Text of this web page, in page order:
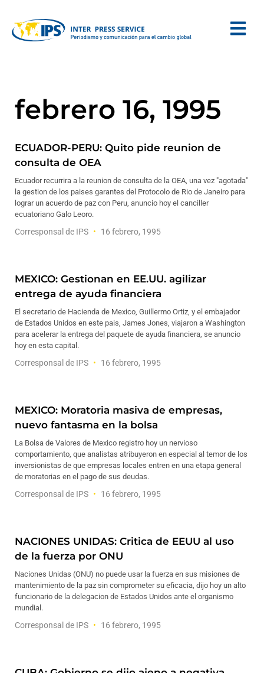
febrero 16, 1995
ECUADOR-PERU: Quito pide reunion de
consulta de OEA
Ecuador recurrira a la reunion de consulta de la OEA, una vez "agotada"
la gestion de los paises garantes del Protocolo de Rio de Janeiro para
lograr un acuerdo de paz con Peru, anuncio hoy el canciller
ecuatoriano Galo Leoro.
Corresponsal de IPS 16 febrero, 1995
MEXICO: Gestionan en EE.UU. agilizar
entrega de ayuda financiera
El secretario de Hacienda de Mexico, Guillermo Ortiz, y el embajador
de Estados Unidos en este pais, James Jones, viajaron a Washington
para acelerar la entrega del paquete de ayuda financiera, se anuncio
hoy en esta capital.
Corresponsal de IPS 16 febrero, 1995
MEXICO: Moratoria masiva de empresas,
nuevo fantasma en la bolsa
La Bolsa de Valores de Mexico registro hoy un nervioso
comportamiento, que analistas atribuyeron en especial al temor de los
inversionistas de que empresas locales entren en una etapa general
de moratorias en el pago de sus deudas.
Corresponsal de IPS 16 febrero, 1995
NACIONES UNIDAS: Critica de EEUU al uso
de la fuerza por ONU
Naciones Unidas (ONU) no puede usar la fuerza en sus misiones de
mantenimiento de la paz sin comprometer su eficacia, dijo hoy un alto
funcionario de la delegacion de Estados Unidos ante el organismo
mundial.
Corresponsal de IPS 16 febrero, 1995